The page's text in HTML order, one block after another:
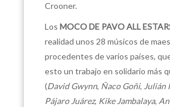
Crooner.
Los MOCO DE PAVO ALL
realidad unos 28 músicos de
procedentes de varios países,
esto un trabajo en solidario más
(David Gwynn, Ñaco Goñi, Julián
Pájaro Juárez, Kike Jambalaya,